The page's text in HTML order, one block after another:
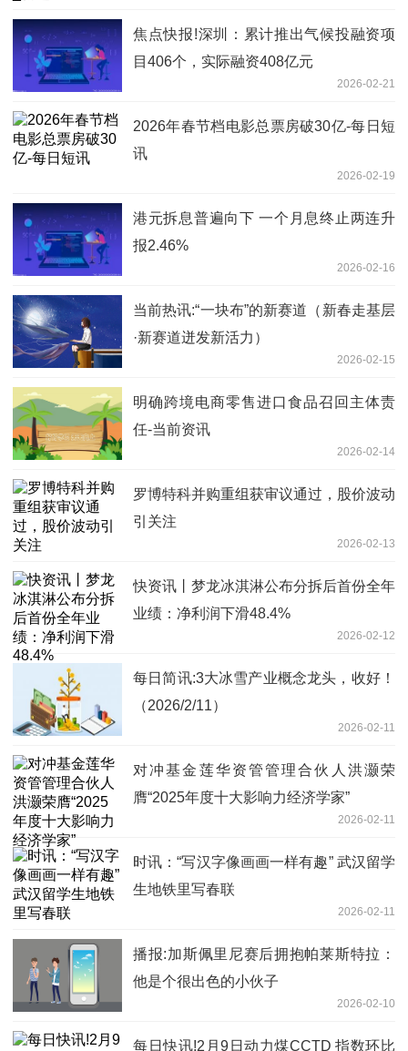
焦点快报!深圳：累计推出气候投融资项
目406个，实际融资408亿元
2026-02-21
2026年春节档电影总票房破30亿-每日短
讯
2026-02-19
港元拆息普遍向下 一个月息终止两连升
报2.46%
2026-02-16
当前热讯:“一块布”的新赛道（新春走基层
·新赛道迸发新活力）
2026-02-15
明确跨境电商零售进口食品召回主体责
任-当前资讯
2026-02-14
罗博特科并购重组获审议通过，股价波动
引关注
2026-02-13
快资讯丨梦龙冰淇淋公布分拆后首份全年
业绩：净利润下滑48.4%
2026-02-12
每日简讯:3大冰雪产业概念龙头，收好！
（2026/2/11）
2026-02-11
对冲基金莲华资管管理合伙人洪灏荣
膺“2025年度十大影响力经济学家”
2026-02-11
时讯：“写汉字像画画一样有趣” 武汉留学
生地铁里写春联
2026-02-11
播报:加斯佩里尼赛后拥抱帕莱斯特拉：
他是个很出色的小伙子
2026-02-10
每日快讯!2月9日动力煤CCTD 指数环比